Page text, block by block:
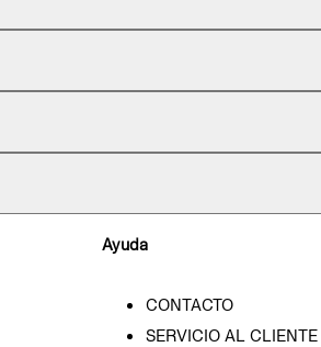
Ayuda
CONTACTO
SERVICIO AL CLIENTE